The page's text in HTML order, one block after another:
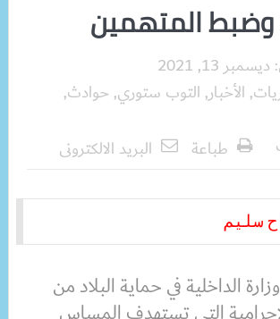
وضبط المتهمين
ديسمبر 13, 2021
, الأخبار, التوب ستوري, حوادث,
طباعة البريد الالكترونى
سليم
الداخلية في حماية البلاد من